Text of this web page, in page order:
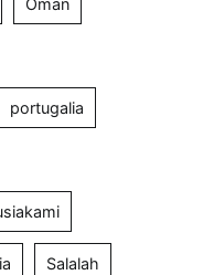
Oman
portugalia
Salalah